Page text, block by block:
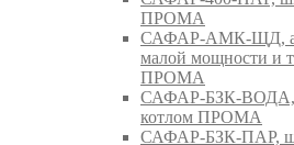
ПРОМА
САФАР-АМК-ЩД,
малой мощности и
ПРОМА
САФАР-БЗК-ВОДА,
котлом ПРОМА
САФАР-БЗК-ПАР,